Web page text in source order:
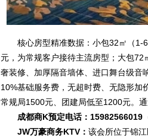
核心房型精准数据：小包32㎡（
元，为常规客户接待主流房型；大包
奢装修、加厚隔音墙体、进口舞台级音
10%基础服务费，无超时费、无隐形加
常规局1500元、团建局低至1200元。
成都商K预定电话：15982566019
JW万豪商务KTV： 该会所位于锦